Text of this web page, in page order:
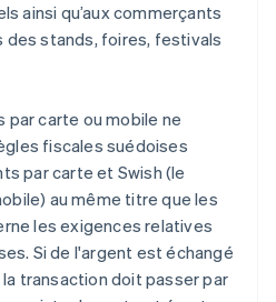
ainsi qu’aux commerçants
des stands, foires, festivals
carte ou mobile ne
fiscales suédoises
par carte et Swish (le
au même titre que les
les exigences relatives
Si de l'argent est échangé
transaction doit passer par